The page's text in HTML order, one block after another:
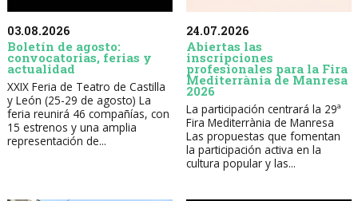
03.08.2026
Boletín de agosto:
convocatorias, ferias y
actualidad
XXIX Feria de Teatro de Castilla
y León (25-29 de agosto) La
feria reunirá 46 compañías, con
15 estrenos y una amplia
representación de...
24.07.2026
Abiertas las
inscripciones
profesionales para la Fira
Mediterrània de Manresa
2026
La participación centrará la 29ª
Fira Mediterrània de Manresa
Las propuestas que fomentan
la participación activa en la
cultura popular y las...